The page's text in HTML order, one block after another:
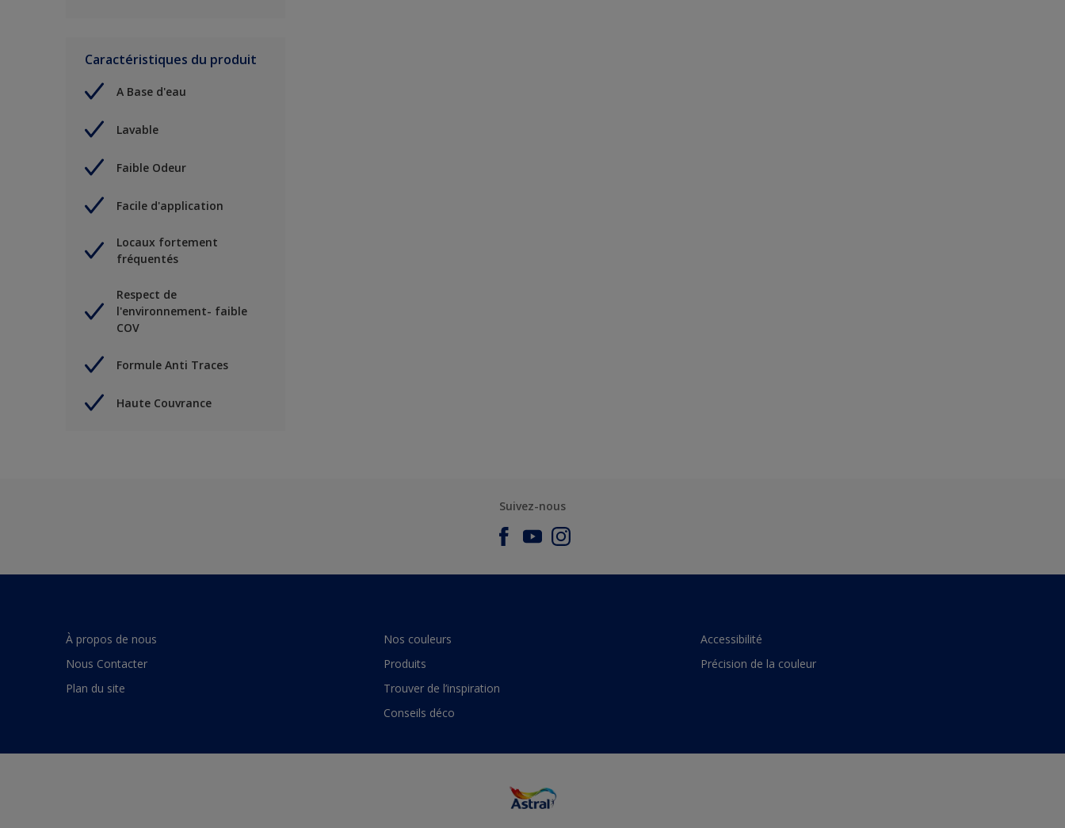
Caractéristiques du produit
A Base d'eau
Lavable
Faible Odeur
Facile d'application
Locaux fortement
fréquentés
Respect de
l'environnement- faible
COV
Formule Anti Traces
Haute Couvrance
Suivez-nous
À propos de nous
Nous Contacter
Plan du site
Nos couleurs
Produits
Trouver de l’inspiration
Conseils déco
Accessibilité
Précision de la couleur